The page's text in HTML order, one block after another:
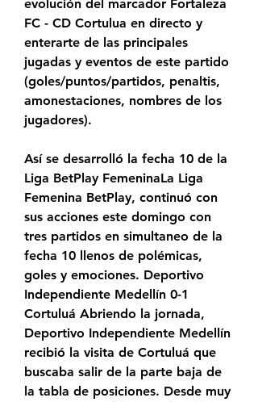
evolución del marcador Fortaleza
FC - CD Cortulua en directo y
enterarte de las principales
jugadas y eventos de este partido
(goles/puntos/partidos, penaltis,
amonestaciones, nombres de los
jugadores).
Así se desarrolló la fecha 10 de la
Liga BetPlay FemeninaLa Liga
Femenina BetPlay, continuó con
sus acciones este domingo con
tres partidos en simultaneo de la
fecha 10 llenos de polémicas,
goles y emociones. Deportivo
Independiente Medellín 0-1
Cortuluá Abriendo la jornada,
Deportivo Independiente Medellín
recibió la visita de Cortuluá que
buscaba salir de la parte baja de
la tabla de posiciones. Desde muy